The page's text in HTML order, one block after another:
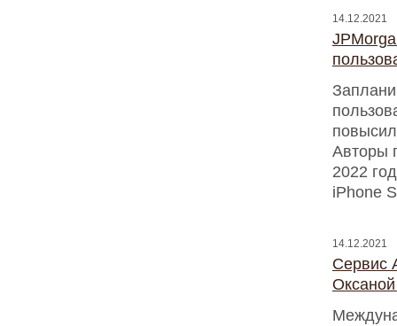
14.12.2021
Авторы
2022
iPhone
14.12.2021
Сервис